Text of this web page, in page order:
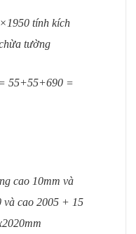
tính kích
tường
55+55+690 =
cao 10mm và
và cao 2005 + 15